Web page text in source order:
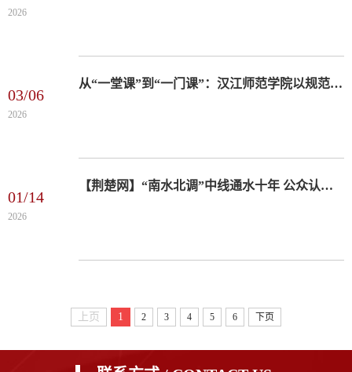
2026
03/06
2026
从“一堂课”到“一门课”：汉江师范学院以规范建设撬动思政课提质增效
01/14
2026
【荆楚网】“南水北调”中线通水十年 公众认知亟待进一步提升
上页 1 2 3 4 5 6 下页